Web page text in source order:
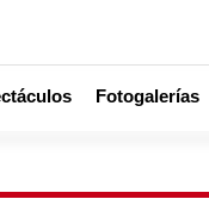
Fotogalerías